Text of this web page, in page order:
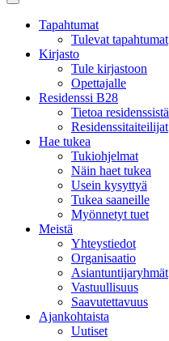
Sulje
päävalikkoTapahtumat
Tulevat tapahtumat
Kirjasto
Tule kirjastoon
Opettajalle
Residenssi B28
Tietoa residenssistä
Residenssitaiteilijat
Hae tukea
Tukiohjelmat
Näin haet tukea
Usein kysyttyä
Tukea saaneille
Myönnetyt tuet
Meistä
Yhteystiedot
Organisaatio
Asiantuntijaryhmät
Vastuullisuus
Saavutettavuus
Ajankohtaista
Uutiset